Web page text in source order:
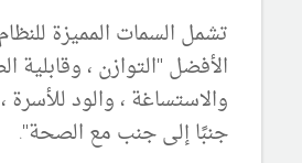
تشمل السمات المميزة
الأفضل "التوازن ، وقابلية
والاستساغة ، والود للأسرة
جنبًا إلى جنب مع الصحة".